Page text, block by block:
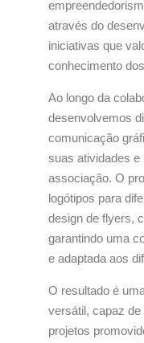
através do
iniciativas que
conhecimento
Ao longo da
desenvolvemos
comunicação
suas atividades e
associação. O
logótipos para
design de flyers,
garantindo uma
e adaptada aos
O resultado é
versátil, capaz
projetos